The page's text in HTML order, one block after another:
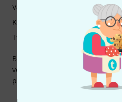
Bought for the korg volca box,
velcro straps inside to hold your
pocket for extras
Vakaus
Käsittely
Työnjälki